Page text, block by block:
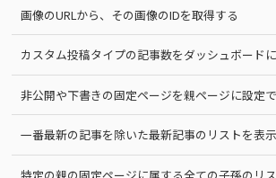
画像のURLから、その画像のIDを取得する
カスタム投稿タイプの記事数をダッシュボード
非公開や下書きの固定ページを親ページに設定
一番最新の記事を除いた最新記事のリストを表